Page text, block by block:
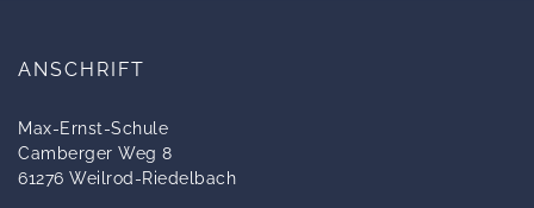
ANSCHRIFT
Max-Ernst-Schule
Camberger Weg 8
61276 Weilrod-Riedelbach